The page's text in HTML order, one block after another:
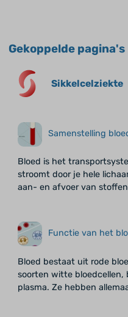
Gekoppelde pagina's
Sikkelcelziekte
Samenstelling
Bloed is het
stroomt door je hele
aan- en afvoer van
Functie van het
Bloed bestaat uit rode
soorten witte bloedcellen,
plasma. Ze hebben